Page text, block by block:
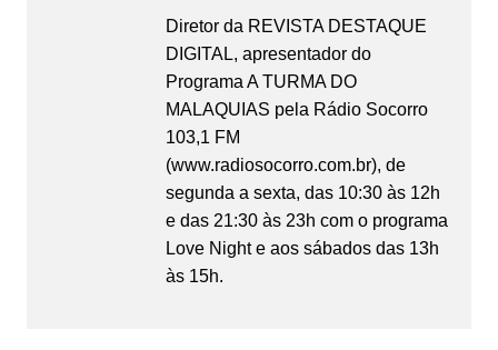
Diretor da REVISTA DESTAQUE
DIGITAL, apresentador do
Programa A TURMA DO
MALAQUIAS pela Rádio Socorro
103,1 FM
(www.radiosocorro.com.br), de
segunda a sexta, das 10:30 às 12h
e das 21:30 às 23h com o programa
Love Night e aos sábados das 13h
às 15h.